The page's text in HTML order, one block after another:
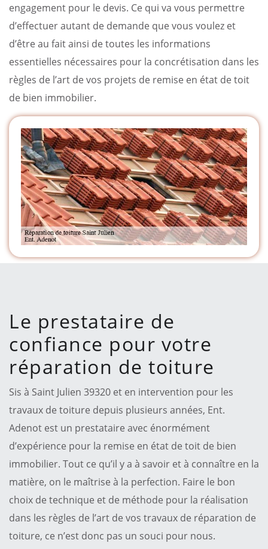
engagement pour le devis. Ce qui va vous permettre
d’effectuer autant de demande que vous voulez et
d’être au fait ainsi de toutes les informations
essentielles nécessaires pour la concrétisation dans les
règles de l’art de vos projets de remise en état de toit
de bien immobilier.
Le prestataire de
confiance pour votre
réparation de toiture
Sis à Saint Julien 39320 et en intervention pour les
travaux de toiture depuis plusieurs années, Ent.
Adenot est un prestataire avec énormément
d’expérience pour la remise en état de toit de bien
immobilier. Tout ce qu’il y a à savoir et à connaître en la
matière, on le maîtrise à la perfection. Faire le bon
choix de technique et de méthode pour la réalisation
dans les règles de l’art de vos travaux de réparation de
toiture, ce n’est donc pas un souci pour nous.